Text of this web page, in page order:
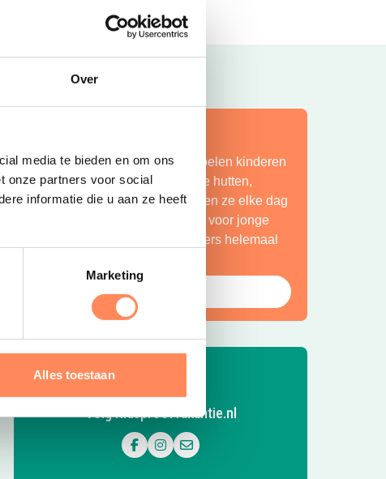
Over
media te bieden en om ons
onze partners voor social
informatie die u aan ze heeft
Marketing
Alles toestaan
Bij Camping Huttopia De Roos spelen kinderen
eindeloos in de natuur, bouwen ze hutten,
spetteren ze in de Vecht en beleven ze elke dag
een nieuw avontuur. Een paradijs voor jonge
ontdekkers én een plek waar ouders helemaal
Bekijk Huttopia de Roos
Volg Kidsproofvakantie.nl
Volg ons op Facebook
Volg ons op Instagram
Mail ons